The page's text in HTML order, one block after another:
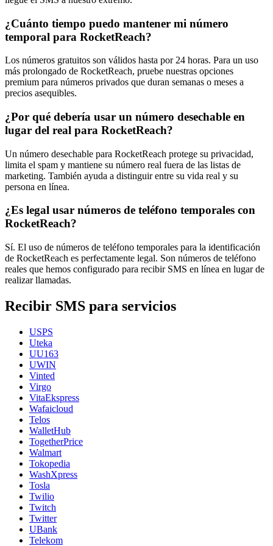
¿Cuánto tiempo puedo mantener mi número
temporal para RocketReach?
Los números gratuitos son válidos hasta por 24 horas. Para un uso
más prolongado de RocketReach, pruebe nuestras opciones
premium para números privados que duran semanas o meses a
precios asequibles.
¿Por qué debería usar un número desechable en
lugar del real para RocketReach?
Un número desechable para RocketReach protege su privacidad,
limita el spam y mantiene su número real fuera de las listas de
marketing. También ayuda a distinguir entre su vida real y su
persona en línea.
¿Es legal usar números de teléfono temporales con
RocketReach?
Sí. El uso de números de teléfono temporales para la identificación
de RocketReach es perfectamente legal. Son números de teléfono
reales que hemos configurado para recibir SMS en línea en lugar de
realizar llamadas.
Recibir SMS para servicios
USPS
Uteka
UU163
UWIN
Vinted
Virgo
VitaEkspress
Wafaicloud
Telos
WalletHub
TogetherPrice
Walmart
Tokopedia
WashXpress
Tosla
Twilio
Twitch
Twitter
UBank
Telekom